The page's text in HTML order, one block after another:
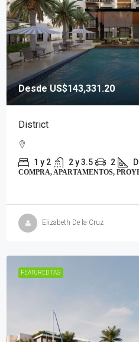
Desde US$143,331.20
District
1 y 2 2 y 3.5 2
COMPRA, APARTAMENTOS,
Elizabeth De la Cruz
FEATURED TAG